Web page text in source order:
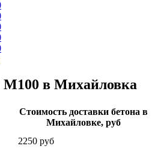
М100 в Михайловка
Стоимость доставки бетона в
Михайловке, руб
2250 руб